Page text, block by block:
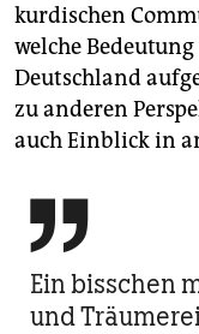
kurdischen
welche
Deutschland
zu anderen
auch Einblick in

Ein bisschen
und